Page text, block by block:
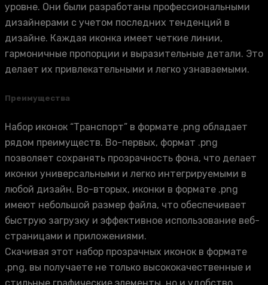
уровне. Они были разработаны профессиональными
дизайнерами с учетом последних тенденций в
дизайне. Каждая иконка имеет четкие линии,
гармоничные пропорции и выразительные детали. Это
делает их привлекательными и легко узнаваемыми.
Преимущества
Набор иконок “Транспорт” в формате .png обладает
рядом преимуществ. Во-первых, формат .png
позволяет сохранять прозрачность фона, что делает
иконки универсальными и легко интегрируемыми в
любой дизайн. Во-вторых, иконки в формате .png
имеют небольшой размер файла, что обеспечивает
быструю загрузку и эффективное использование веб-
страницами и приложениями.
Скачивая этот набор прозрачных иконок в формате
.png, вы получаете не только высококачественные и